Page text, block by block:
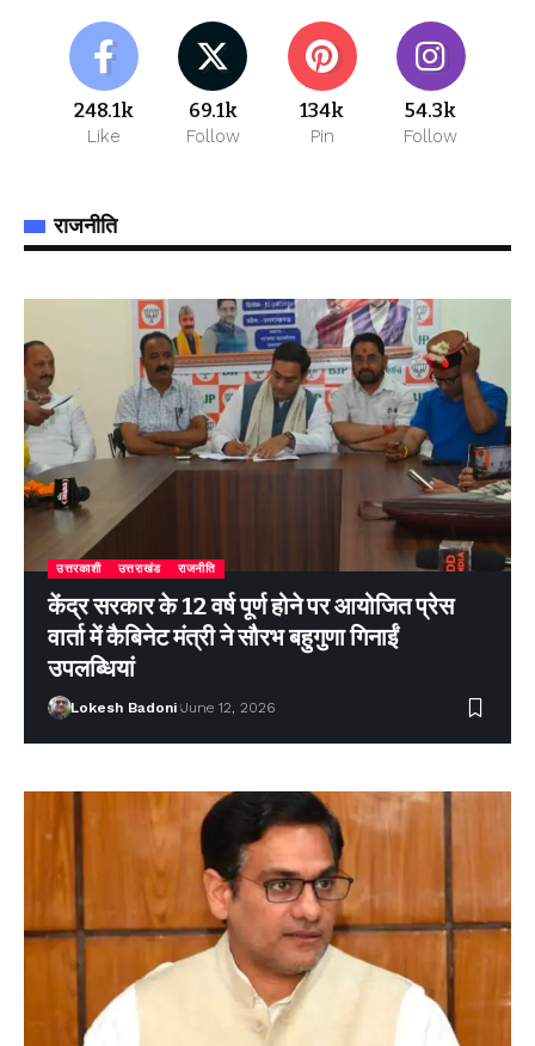
248.1k
Like
69.1k
Follow
134k
Pin
54.3k
Follow
राजनीति
उत्तरकाशी उत्तराखंड राजनीति
केंद्र सरकार के 12 वर्ष पूर्ण होने पर आयोजित प्रेस
वार्ता में कैबिनेट मंत्री ने सौरभ बहुगुणा गिनाईं
उपलब्धियां
Lokesh Badoni June 12, 2026